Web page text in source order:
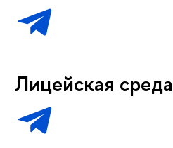
Лицейская среда